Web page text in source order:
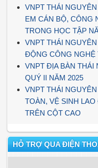
VNPT THÁI
EM CÁN BỘ, CÔNG
TRONG HỌC TẬP
VNPT THÁI
ĐỘNG CÔNG NGHỆ
VNPT ĐỊA BÀN THÁI
QUÝ II NĂM 2025
VNPT THÁI
TOÀN, VỆ SINH
TRÊN CỘT CAO
HỖ TRỢ QUA ĐIỆN